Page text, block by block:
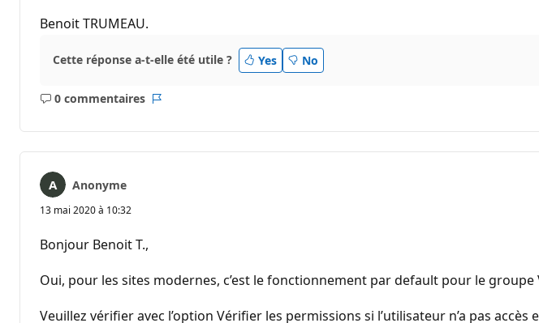
Benoit TRUMEAU.
Cette réponse a-t-elle été utile ? Yes No
0 commentaires
Aucun
Anonyme
13 mai 2020 à 10:32
Bonjour Benoit T.,
Oui, pour les sites modernes, c’est le fonctionnement par default pour le groupe
Veuillez vérifier avec l’option Vérifier les permissions si l’utilisateur n’a pas